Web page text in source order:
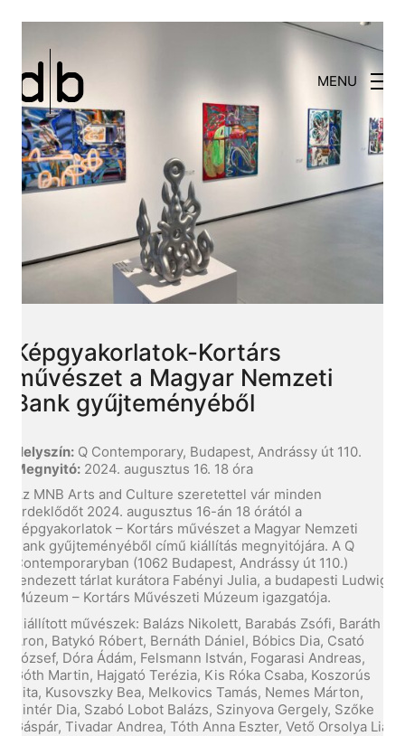
MENU
Képgyakorlatok-Kortárs
művészet a Magyar Nemzeti
Bank gyűjteményéből
Helyszín: Q Contemporary, Budapest, Andrássy út 110.
Megnyitó: 2024. augusztus 16. 18 óra
Az MNB Arts and Culture szeretettel vár minden
érdeklődőt 2024. augusztus 16-án 18 órától a
Képgyakorlatok – Kortárs művészet a Magyar Nemzeti
Bank gyűjteményéből című kiállítás megnyitójára. A Q
Contemporaryban (1062 Budapest, Andrássy út 110.)
rendezett tárlat kurátora Fabényi Julia, a budapesti Ludwig
Múzeum – Kortárs Művészeti Múzeum igazgatója.
Kiállított művészek: Balázs Nikolett, Barabás Zsófi, Baráth
Áron, Batykó Róbert, Bernáth Dániel, Bóbics Dia, Csató
József, Dóra Ádám, Felsmann István, Fogarasi Andreas,
Góth Martin, Hajgató Terézia, Kis Róka Csaba, Koszorús
Rita, Kusovszky Bea, Melkovics Tamás, Nemes Márton,
Pintér Dia, Szabó Lobot Balázs, Szinyova Gergely, Szőke
Gáspár, Tivadar Andrea, Tóth Anna Eszter, Vető Orsolya Lia